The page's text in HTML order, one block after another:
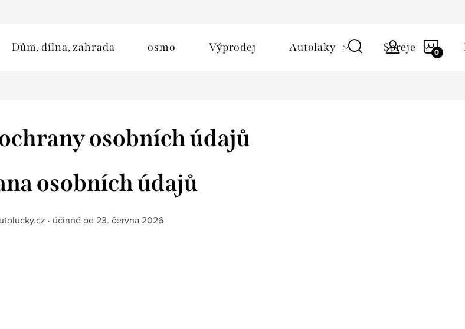
Dům, dílna, zahrada osmo Výprodej Autolaky Spreje
osobních údajů
osobních údajů
· účinné od 23. června 2026